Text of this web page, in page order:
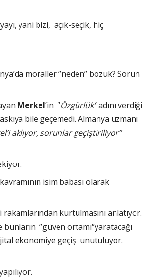
yani bizi, açık-seçik, hiç
moraller ‘’neden’’ bozuk? Sorun
Merkel’in ‘’Özgürlük‘’ adını verdiği
bile geçemedi. Almanya uzmanı
aklıyor, sorunlar geçiştiriliyor‘’
kavramının isim babası olarak
rakamlarından kurtulmasını anlatıyor.
‘’güven ortamı‘’yaratacağı
ekonomiye geçiş unutuluyor.